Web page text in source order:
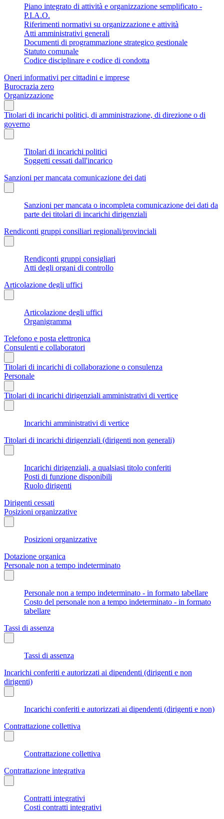
Piano integrato di attività e organizzazione semplificato -
P.I.A.O.
Riferimenti normativi su organizzazione e attività
Atti amministrativi generali
Documenti di programmazione strategico gestionale
Statuto comunale
Codice disciplinare e codice di condotta
Oneri informativi per cittadini e imprese
Burocrazia zero
Organizzazione
Titolari di incarichi politici, di amministrazione, di direzione o di
governo
Titolari di incarichi politici
Soggetti cessati dall'incarico
Sanzioni per mancata comunicazione dei dati
Sanzioni per mancata o incompleta comunicazione dei dati da
parte dei titolari di incarichi dirigenziali
Rendiconti gruppi consiliari regionali/provinciali
Rendiconti gruppi consigliari
Atti degli organi di controllo
Articolazione degli uffici
Articolazione degli uffici
Organigramma
Telefono e posta elettronica
Consulenti e collaboratori
Titolari di incarichi di collaborazione o consulenza
Personale
Titolari di incarichi dirigenziali amministrativi di vertice
Incarichi amministrativi di vertice
Titolari di incarichi dirigenziali (dirigenti non generali)
Incarichi dirigenziali, a qualsiasi titolo conferiti
Posti di funzione disponibili
Ruolo dirigenti
Dirigenti cessati
Posizioni organizzative
Posizioni organizzative
Dotazione organica
Personale non a tempo indeterminato
Personale non a tempo indeterminato - in formato tabellare
Costo del personale non a tempo indeterminato - in formato
tabellare
Tassi di assenza
Tassi di assenza
Incarichi conferiti e autorizzati ai dipendenti (dirigenti e non
dirigenti)
Incarichi conferiti e autorizzati ai dipendenti (dirigenti e non)
Contrattazione collettiva
Contrattazione collettiva
Contrattazione integrativa
Contratti integrativi
Costi contratti integrativi